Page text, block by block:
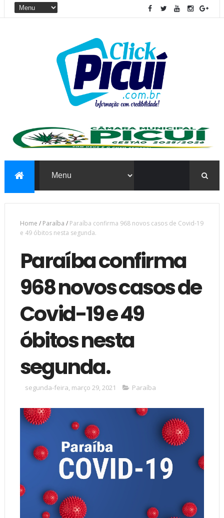
Home / Paraíba / Paraíba confirma 968 novos casos de Covid-19
e 49 óbitos nesta segunda.
Paraíba confirma
968 novos casos de
Covid-19 e 49
óbitos nesta
segunda.
segunda-feira, março 29, 2021 Paraíba